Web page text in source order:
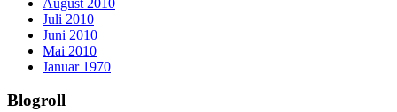
Juli 2010
Juni 2010
Mai 2010
Januar 1970
Blogroll